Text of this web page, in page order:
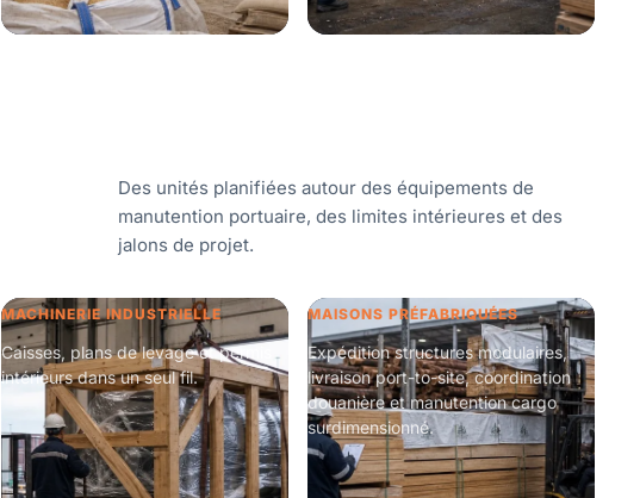
Des unités planifiées autour des équipements de
manutention portuaire, des limites intérieures et des
jalons de projet.
MACHINERIE INDUSTRIELLE
Caisses, plans de levage et permis
intérieurs dans un seul fil.
MAISONS PRÉFABRIQUÉES
Expédition structures modulaires,
livraison port-to-site, coordination
douanière et manutention cargo
surdimensionné.